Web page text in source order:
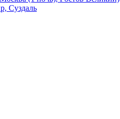
Суздаль